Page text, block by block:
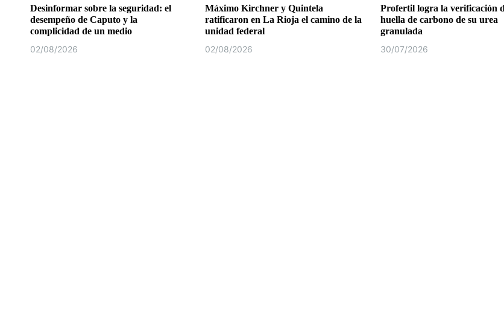
Desinformar sobre la seguridad: el
desempeño de Caputo y la
complicidad de un medio
02/08/2026
Máximo Kirchner y Quintela
ratificaron en La Rioja el camino de la
unidad federal
02/08/2026
Profertil logra la verificación
huella de carbono de su urea
granulada
30/07/2026